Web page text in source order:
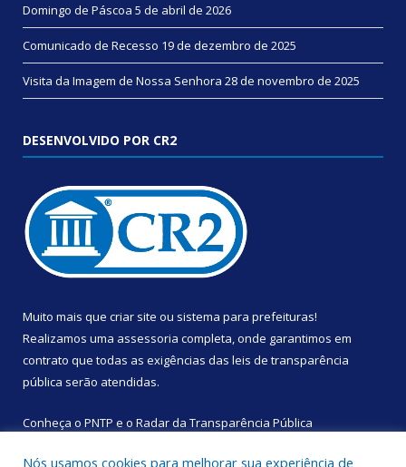
Domingo de Páscoa 5 de abril de 2026
Comunicado de Recesso 19 de dezembro de 2025
Visita da Imagem de Nossa Senhora 28 de novembro de 2025
DESENVOLVIDO POR CR2
Muito mais que criar site ou sistema para prefeituras!
Realizamos uma assessoria completa, onde garantimos em
contrato que todas as exigências das leis de transparência
pública serão atendidas.
Conheça o PNTP e o Radar da Transparência Pública
Nós usamos cookies para melhorar sua experiência de